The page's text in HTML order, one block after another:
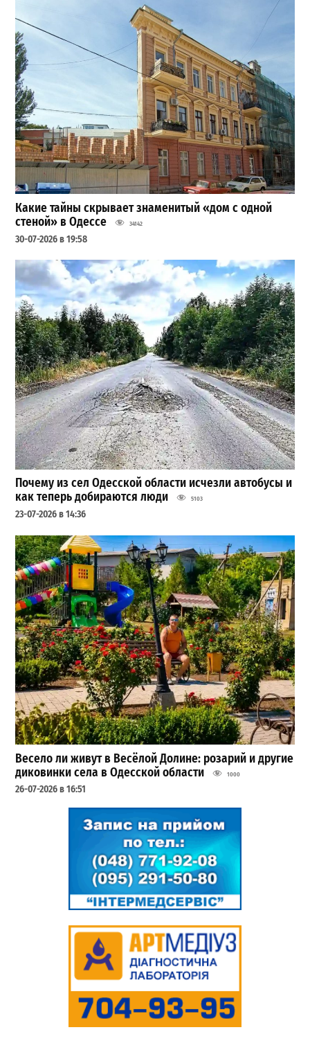
Какие тайны скрывает знаменитый «дом с одной
стеной» в Одессе
34142
30-07-2026 в 19:58
Почему из сел Одесской области исчезли автобусы и
как теперь добираются люди
5103
23-07-2026 в 14:36
Весело ли живут в Весёлой Долине: розарий и другие
диковинки села в Одесской области
1000
26-07-2026 в 16:51